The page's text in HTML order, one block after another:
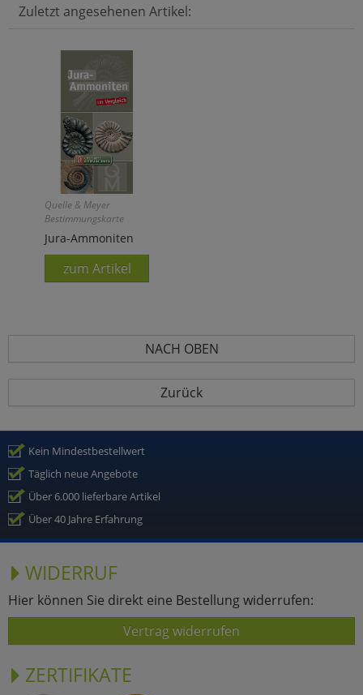
Zuletzt angesehenen Artikel:
Quelle & Meyer
Bestimmungskarte
Jura-Ammoniten
zum Artikel
NACH OBEN
Zurück
Kein Mindestbestellwert
Täglich neue Angebote
Über 6.000 lieferbare Artikel
Über 40 Jahre Erfahrung
WIDERRUF
Hier können Sie direkt eine Bestellung widerrufen:
Vertrag widerrufen
ZERTIFIKATE